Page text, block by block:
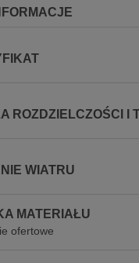
ROZDZIELCZOŚCI I
WIATRU
MATERIAŁU
ofertowe